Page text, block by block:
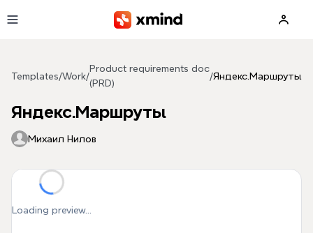
Templates/Work/
Product requirements doc
(PRD)
/Яндекс.Маршруты
Яндекс.Маршруты
Михаил Нилов
Loading preview...